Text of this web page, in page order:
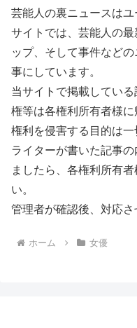
芸能人の裏ニュースはユ
サイトでは、芸能人の
ップ、そして事件など
事にしています。
当サイトで掲載してい
権等は各権利所有者様に
権利を侵害する目的は一
ライターが書いた記事
ましたら、各権利所有
い。
管理者が確認後、対応さ
ホーム 女優